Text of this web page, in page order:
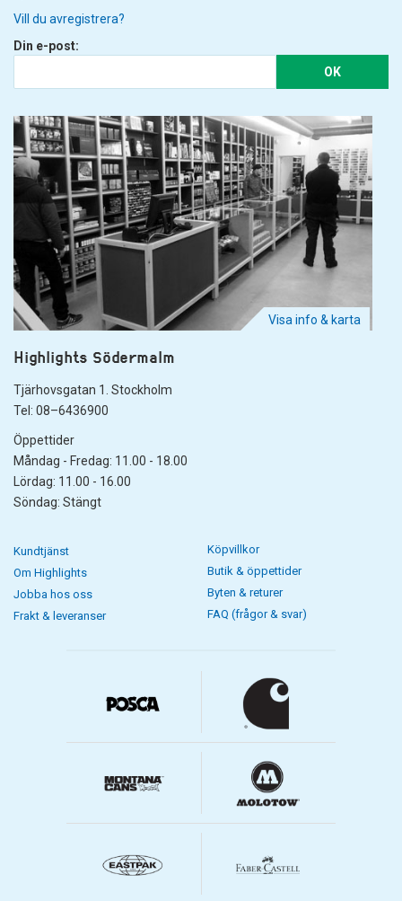
Vill du avregistrera?
Din e-post:
OK
Visa info & karta
Highlights Södermalm
Tjärhovsgatan 1. Stockholm
Tel: 08–6436900
Öppettider
Måndag - Fredag: 11.00 - 18.00
Lördag: 11.00 - 16.00
Söndag: Stängt
Kundtjänst
Om Highlights
Jobba hos oss
Frakt & leveranser
Köpvillkor
Butik & öppettider
Byten & returer
FAQ (frågor & svar)